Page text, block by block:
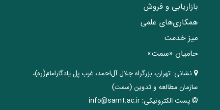
بازاریابی و فروش
همکاری‌های علمی
میز خدمت
حامیان «سمت»
نشانی: تهران، ‌بزرگراه ‌جلال آل‌احمد، غرب پل يادگار‌امام(ره)‌،
سازمان مطالعه و تدوین‌ (سمت)
پست الکترونیکی: info@samt.ac.ir